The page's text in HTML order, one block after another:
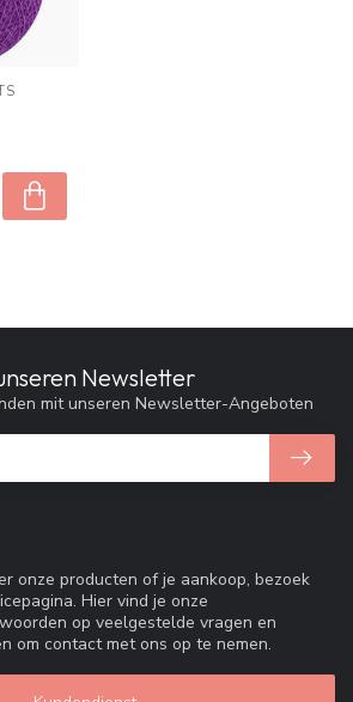
onze producten of je aankoop, bezoek
Hier vind je onze
op veelgestelde vragen en
om contact met ons op te nemen.
Newsletter
mit unseren Newsletter-Angeboten